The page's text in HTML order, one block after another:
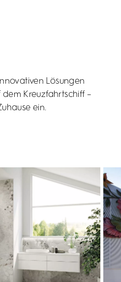
Lösungen
dem Kreuzfahrtschiff –
ein.